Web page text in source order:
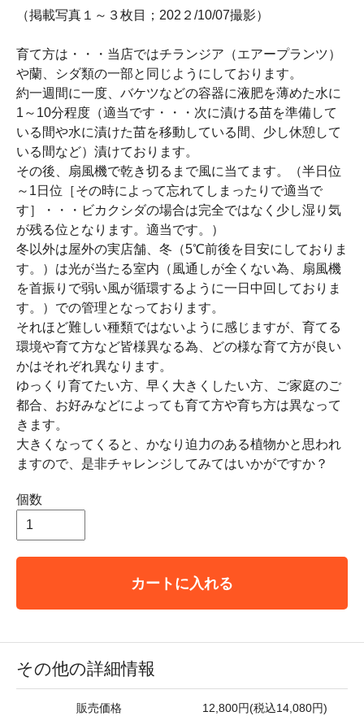
（掲載写真１～３枚目；202２/10/07撮影）
育て方は・・・当店ではチランジア（エアープランツ）
や蘭、シダ類の一部と同じようにしております。
約一週間に一度、バケツなどの容器に液肥を薄めた水に
1～10分程度（適当です・・・次に漬ける苗を準備して
いる間や水に漬けた苗を移動している間、少し休憩して
いる間など）漬けております。
その後、扇風機で乾き切るまで風に当てます。（半日位
～1日位［その時によって忘れてしまったりで適当で
す］・・・ビカクシダの場合は完全ではなく少し湿り気
が残る位となります。適当です。）
冬以外は屋外の実店舗、冬（5℃前後を目安にしておりま
す。）は光が当たる室内（風通しが全くない為、扇風機
を首振りで弱い風が循環するように一日中回しておりま
す。）での管理となっております。
それほど難しい種類ではないように感じますが、育てる
環境や育て方など皆様異なる為、どの様な育て方が良い
かはそれぞれ異なります。
ゆっくり育てたい方、早く大きくしたい方、ご家庭のご
都合、お好みなどによっても育て方や育ち方は異なって
きます。
大きくなってくると、かなり迫力のある植物かと思われ
ますので、是非チャレンジしてみてはいかがですか？
個数
カートに入れる
その他の詳細情報
販売価格 12,800円(税込14,080円)